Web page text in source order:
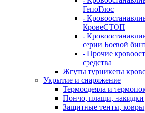
ГепоГлос
-
КровеСТОП
-
серии Боевой
- Прочие
средства
Жгуты турникеты
Укрытие и снаряжение
Термоодеяла и
Пончо, плащи, накидки
Защитные тенты,